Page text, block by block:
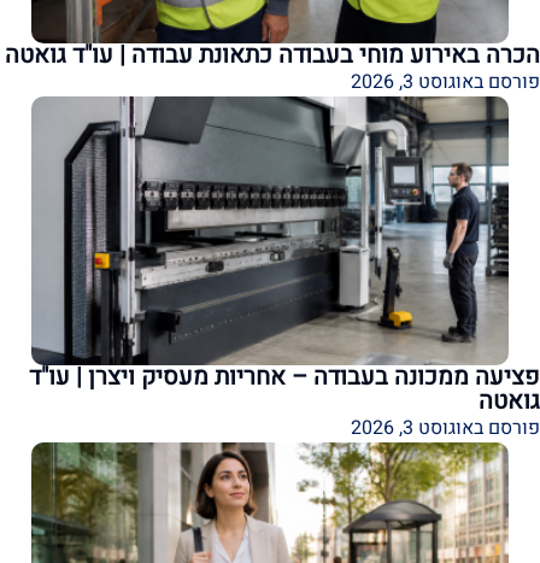
הכרה באירוע מוחי בעבודה כתאונת עבודה | עו"ד גואטה
פורסם באוגוסט 3, 2026
פציעה ממכונה בעבודה – אחריות מעסיק ויצרן | עו"ד
גואטה
פורסם באוגוסט 3, 2026